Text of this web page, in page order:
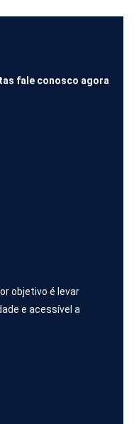
fale conosco agora
objetivo é levar
e acessível a